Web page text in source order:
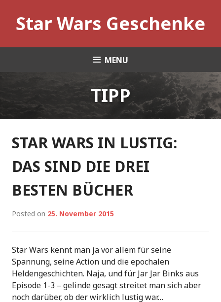
contentStar Wars Geschenke
MENU
TIPP
STAR WARS IN LUSTIG:
DAS SIND DIE DREI
BESTEN BÜCHER
Posted on 25. November 2015
Star Wars kennt man ja vor allem für seine
Spannung, seine Action und die epochalen
Heldengeschichten. Naja, und für Jar Jar Binks aus
Episode 1-3 – gelinde gesagt streitet man sich aber
noch darüber, ob der wirklich lustig war…